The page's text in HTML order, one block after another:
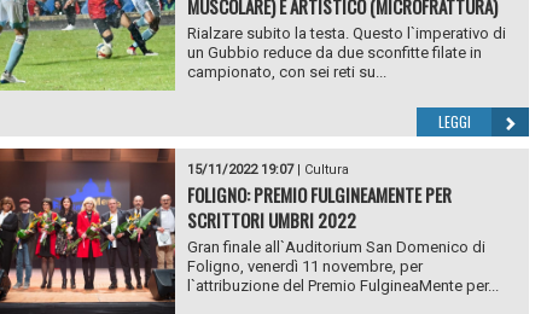
MUSCOLARE) E ARTISTICO (MICROFRATTURA)
Rialzare subito la testa. Questo l`imperativo di
un Gubbio reduce da due sconfitte filate in
campionato, con sei reti su...
LEGGI
15/11/2022 19:07| Cultura
FOLIGNO: PREMIO FULGINEAMENTE PER
SCRITTORI UMBRI 2022
Gran finale all`Auditorium San Domenico di
Foligno, venerdì 11 novembre, per
l`attribuzione del Premio FulgineaMente per...